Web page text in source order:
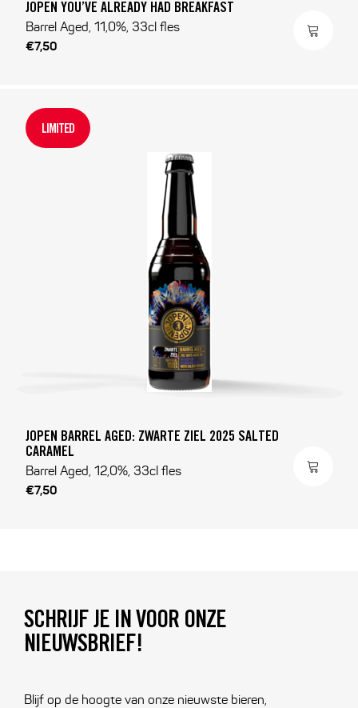
JOPEN YOU’VE ALREADY HAD BREAKFAST
Barrel Aged, 11,0%, 33cl fles
€7,50
LIMITED
JOPEN BARREL AGED: ZWARTE ZIEL 2025 SALTED
CARAMEL
Barrel Aged, 12,0%, 33cl fles
€7,50
SCHRIJF JE IN VOOR ONZE
NIEUWSBRIEF!
Blijf op de hoogte van onze nieuwste bieren,